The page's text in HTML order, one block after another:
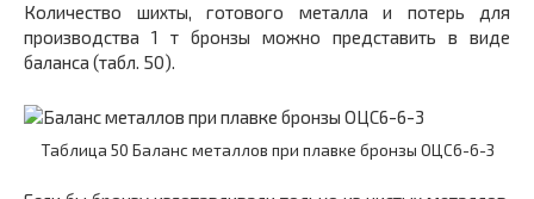
Количество шихты, готового металла и потерь для
производства 1 т бронзы можно представить в виде
баланса (табл. 50).
Таблица 50 Баланс металлов при плавке бронзы ОЦС6-6-3